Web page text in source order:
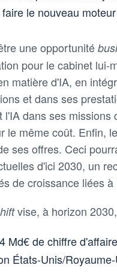
le nouveau
une opportunité
pour le cabinet lui-
matière d'IA, en
et dans ses
l'IA dans ses
le même coût. Enfin,
ses offres. Ceci
d'ici 2030, un
de croissance liées à
vise, à horizon
Md€ de chiffre
États-Unis/